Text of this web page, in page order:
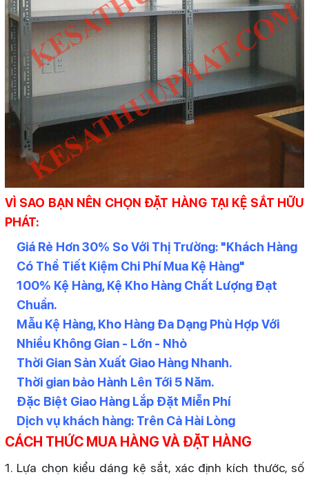
VÌ SAO BẠN NÊN CHỌN ĐẶT HÀNG TẠI KỆ SẮT HỮU
PHÁT:
Giá Rẻ Hơn 30% So Với Thị Trường: "Khách Hàng
Có Thể Tiết Kiệm Chi Phí Mua Kệ Hàng"
100% Kệ Hàng, Kệ Kho Hàng Chất Lượng Đạt
Chuẩn.
Mẫu Kệ Hàng, Kho Hàng Đa Dạng Phù Hợp Với
Nhiều Không Gian - Lớn - Nhỏ
Thời Gian Sản Xuất Giao Hàng Nhanh.
Thời gian bảo Hành Lên Tới 5 Năm.
Đặc Biệt Giao Hàng Lắp Đặt Miễn Phí
Dịch vụ khách hàng: Trên Cả Hài Lòng
CÁCH THỨC MUA HÀNG VÀ ĐẶT HÀNG
1. Lựa chọn kiểu dáng kệ sắt, xác định kích thước, số